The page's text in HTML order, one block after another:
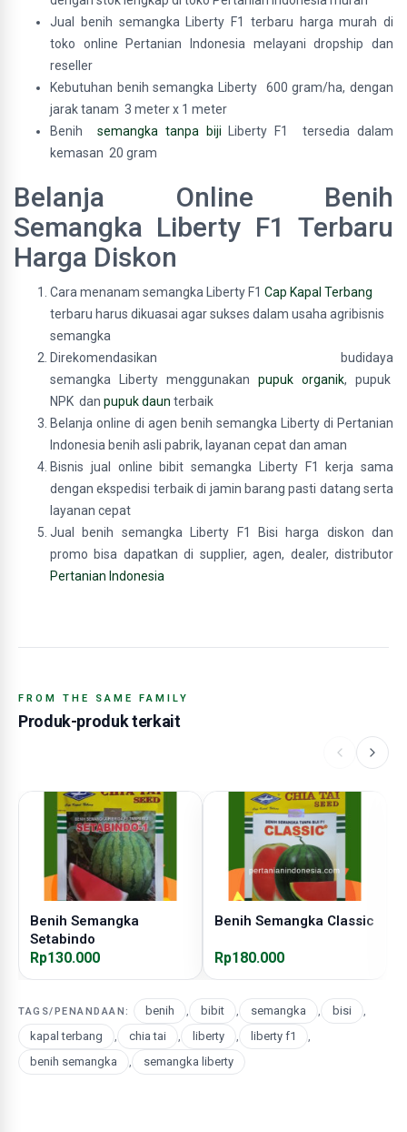
Jual benih semangka Liberty F1 terbaru harga murah di
toko online Pertanian Indonesia melayani dropship dan
reseller
Kebutuhan benih semangka Liberty 600 gram/ha, dengan
jarak tanam 3 meter x 1 meter
Benih semangka tanpa biji Liberty F1 tersedia dalam
kemasan 20 gram
Belanja Online Benih
Semangka Liberty F1 Terbaru
Harga Diskon
Cara menanam semangka Liberty F1 Cap Kapal Terbang
terbaru harus dikuasai agar sukses dalam usaha agribisnis
semangka
Direkomendasikan budidaya
semangka Liberty menggunakan pupuk organik, pupuk
NPK dan pupuk daun terbaik
Belanja online di agen benih semangka Liberty di Pertanian
Indonesia benih asli pabrik, layanan cepat dan aman
Bisnis jual online bibit semangka Liberty F1 kerja sama
dengan ekspedisi terbaik di jamin barang pasti datang serta
layanan cepat
Jual benih semangka Liberty F1 Bisi harga diskon dan
promo bisa dapatkan di supplier, agen, dealer, distributor
Pertanian Indonesia
FROM THE SAME FAMILY
Produk-produk terkait
Benih Semangka
Setabindo
Rp130.000
Benih Semangka Classic
Rp180.000
TAGS/PENANDAAN: benih , bibit , semangka , bisi
,
kapal terbang
, chia tai , liberty , liberty f1
,
benih semangka
, semangka liberty